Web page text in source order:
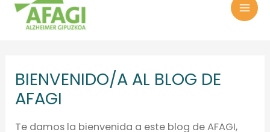
BIENVENIDO/A AL BLOG DE
AFAGI
Te damos la bienvenida a este blog de AFAGI,